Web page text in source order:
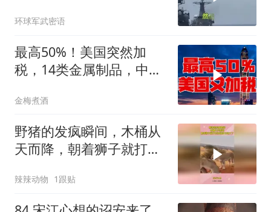
环球军武密语
最高50%！美国突然加
税，14类金属制品，中国
金梅煮酒
野猪的发疯瞬间，木桶从
天而降，朝着狮子就打去
辣辣动物 1跟贴